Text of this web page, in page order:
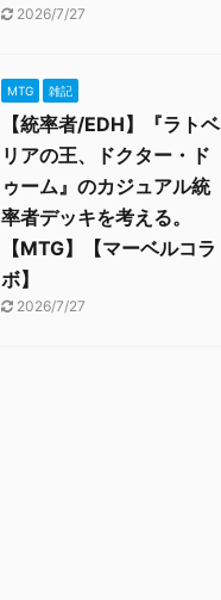
2026/7/27
MTG 雑記
【統率者/EDH】『ラトベ
リアの王、ドクター・ド
ゥーム』のカジュアル統
率者デッキを考える。
【MTG】【マーベルコラ
ボ】
2026/7/27